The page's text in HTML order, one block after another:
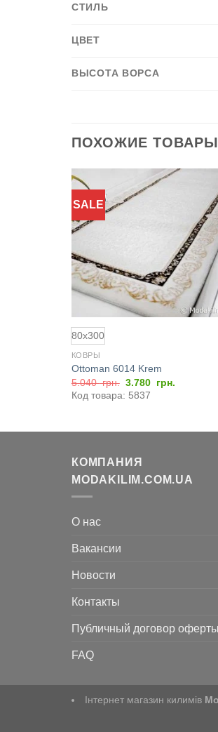
СТИЛЬ
ЦВЕТ
ВЫСОТА ВОРСА
ПОХОЖИЕ ТОВАРЫ
SALE
Добавить
избранное
80x300
КОВРЫ
Ottoman 6014 Krem
5.040грн. Первоначальная
цена
составляла
3.780 грн.
Код товара: 5837
КОМПАНИЯ
MODAKILIM.COM.UA
О нас
Вакансии
Новости
Контакты
Публичный договор оферты
FAQ
Інтернет магазин килимів